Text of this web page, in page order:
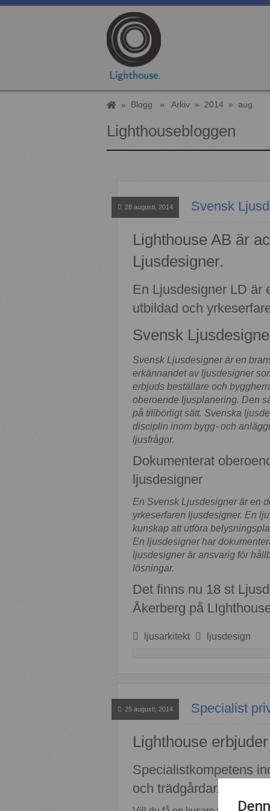
» Blogg » Arkiv » 2014 » aug
Lighthousebloggen
28 augusti, 2014 Svensk
Lighthouse AB är
Ljusdesigner.
En Ljusdesigner LD är
utbildad och
Svensk
Svensk Ljusdesigner är en
erkännandet av ljusdesigner
erbjuds beställare och
oberoende ljusplanering. Den
på tillbörligt sätt. Svenska
disciplin inom bygg- och
ljusfrågor.
Dokumenterat
ljusdesigner
En Svensk Ljusdesigner är en
yrkeserfaren ljusdesigner. En
kunskap att utföra
En ljusdesigner har
ljusdesigner är ansvarig för
lösningar.
Det finns nu 18 st
Åkerberg på
ljusarkitekt ljusdesign
25 augusti, 2014 Specialist
Lighthouse erbjuder
Specialistkompetens
och trädgårdar.